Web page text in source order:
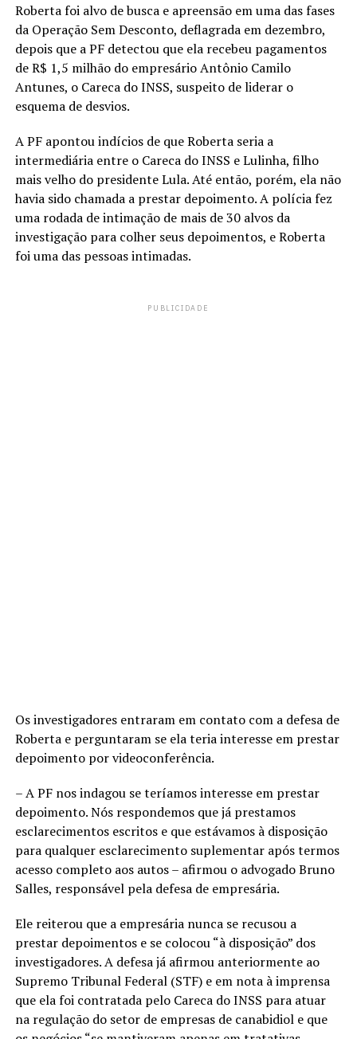
Roberta foi alvo de busca e apreensão em uma das fases
da Operação Sem Desconto, deflagrada em dezembro,
depois que a PF detectou que ela recebeu pagamentos
de R$ 1,5 milhão do empresário Antônio Camilo
Antunes, o Careca do INSS, suspeito de liderar o
esquema de desvios.
A PF apontou indícios de que Roberta seria a
intermediária entre o Careca do INSS e Lulinha, filho
mais velho do presidente Lula. Até então, porém, ela não
havia sido chamada a prestar depoimento. A polícia fez
uma rodada de intimação de mais de 30 alvos da
investigação para colher seus depoimentos, e Roberta
foi uma das pessoas intimadas.
PUBLICIDADE
Os investigadores entraram em contato com a defesa de
Roberta e perguntaram se ela teria interesse em prestar
depoimento por videoconferência.
– A PF nos indagou se teríamos interesse em prestar
depoimento. Nós respondemos que já prestamos
esclarecimentos escritos e que estávamos à disposição
para qualquer esclarecimento suplementar após termos
acesso completo aos autos – afirmou o advogado Bruno
Salles, responsável pela defesa de empresária.
Ele reiterou que a empresária nunca se recusou a
prestar depoimentos e se colocou “à disposição” dos
investigadores. A defesa já afirmou anteriormente ao
Supremo Tribunal Federal (STF) e em nota à imprensa
que ela foi contratada pelo Careca do INSS para atuar
na regulação do setor de empresas de canabidiol e que